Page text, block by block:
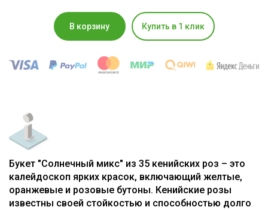
В корзину Купить в 1 клик
Букет "Солнечный микс" из 35 кенийских роз – это
калейдоскоп ярких красок, включающий желтые,
оранжевые и розовые бутоны. Кенийские розы
известны своей стойкостью и способностью долго